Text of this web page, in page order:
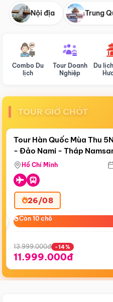
Nội địa Trung
Combo Du
lịch
Tour Doanh
Nghiệp
Du
TOUR GIỜ CHÓT
Còn19 ngày 02:25:39
Tour Hàn Quốc Mùa Thu
- Đảo Nami - Tháp
Airways)
Hồ Chí Minh
26/08
Còn 10 chỗ
Còn 10 chỗ
13.999.000đ -14%
11.999.000đ